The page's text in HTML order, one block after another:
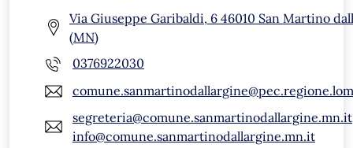
Via Giuseppe Garibaldi, 6 46010 San Martino
(MN)
0376922030
segreteria@comune.sanmartinodallargine.mn.it
info@comune.sanmartinodallargine.mn.it